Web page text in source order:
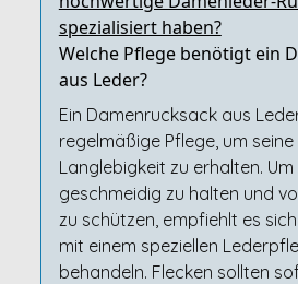
spezialisiert haben?
Welche Pflege benötigt ein
aus Leder?
Ein Damenrucksack aus
regelmäßige Pflege, um
Langlebigkeit zu erhalten.
geschmeidig zu halten und
zu schützen, empfiehlt es
mit einem speziellen
behandeln. Flecken sollten